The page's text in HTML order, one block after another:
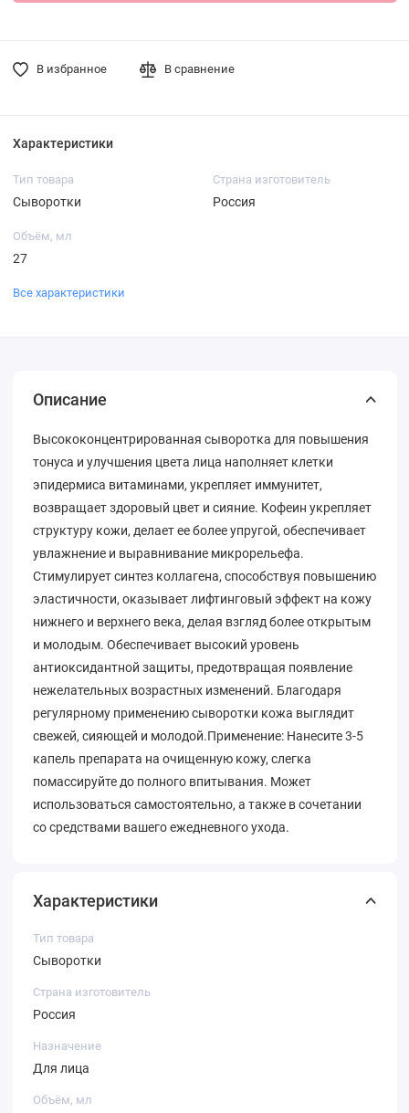
В избранное В сравнение
Характеристики
Тип товара
Сыворотки
Страна изготовитель
Россия
Объём, мл
27
Все характеристики
Описание
Высококонцентрированная сыворотка для повышения
тонуса и улучшения цвета лица наполняет клетки
эпидермиса витаминами, укрепляет иммунитет,
возвращает здоровый цвет и сияние. Кофеин укрепляет
структуру кожи, делает ее более упругой, обеспечивает
увлажнение и выравнивание микрорельефа.
Стимулирует синтез коллагена, способствуя повышению
эластичности, оказывает лифтинговый эффект на кожу
нижнего и верхнего века, делая взгляд более открытым
и молодым. Обеспечивает высокий уровень
антиоксидантной защиты, предотвращая появление
нежелательных возрастных изменений. Благодаря
регулярному применению сыворотки кожа выглядит
свежей, сияющей и молодой.Применение: Нанесите 3-5
капель препарата на очищенную кожу, слегка
помассируйте до полного впитывания. Может
использоваться самостоятельно, а также в сочетании
со средствами вашего ежедневного ухода.
Характеристики
Тип товара
Сыворотки
Страна изготовитель
Россия
Назначение
Для лица
Объём, мл